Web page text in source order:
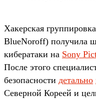
Хакерская
BlueNoroff) получила
кибератаки на Sony
После этого
безопасности детально
Северной Кореей и